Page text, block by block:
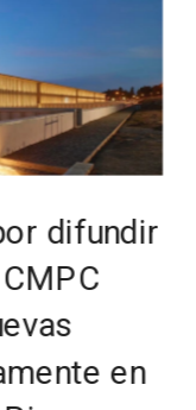
difundir
en